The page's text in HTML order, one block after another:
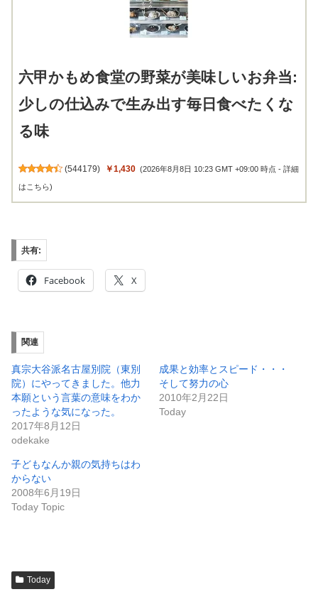
六甲かもめ食堂の野菜が美味しいお弁当:
少しの仕込みで生み出す毎日食べたくな
る味
(544179) ￥1,430 (2026年8月8日 10:23 GMT +09:00 時点 -詳細
はこちら)
共有:
Facebook X
関連
真宗大谷派名古屋別院（東別
院）にやってきました。他力
本願という言葉の意味をわか
ったような気になった。
2017年8月12日
odekake
成果と効率とスピード・・・
そして努力の心
2010年2月22日
Today
子どもなんか親の気持ちはわ
からない
2008年6月19日
Today Topic
Today